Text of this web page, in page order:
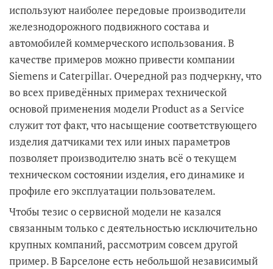
используют наиболее передовые производители
железнодорожного подвижного состава и
автомобилей коммерческого использования. В
качестве примеров можно привести компании
Siemens и Caterpillar. Очередной раз подчеркну, что
во всех приведённых примерах технической
основой применения модели Product as a Service
служит тот факт, что насыщение соответствующего
изделия датчиками тех или иных параметров
позволяет производителю знать всё о текущем
техническом состоянии изделия, его динамике и
профиле его эксплуатации пользователем.
Чтобы тезис о сервисной модели не казался
связанным только с деятельностью исключительно
крупных компаний, рассмотрим совсем другой
пример. В Барселоне есть небольшой независимый